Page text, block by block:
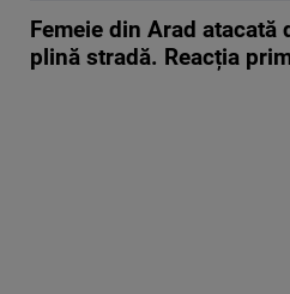
Femeie din Arad atacată
plină stradă. Reacția